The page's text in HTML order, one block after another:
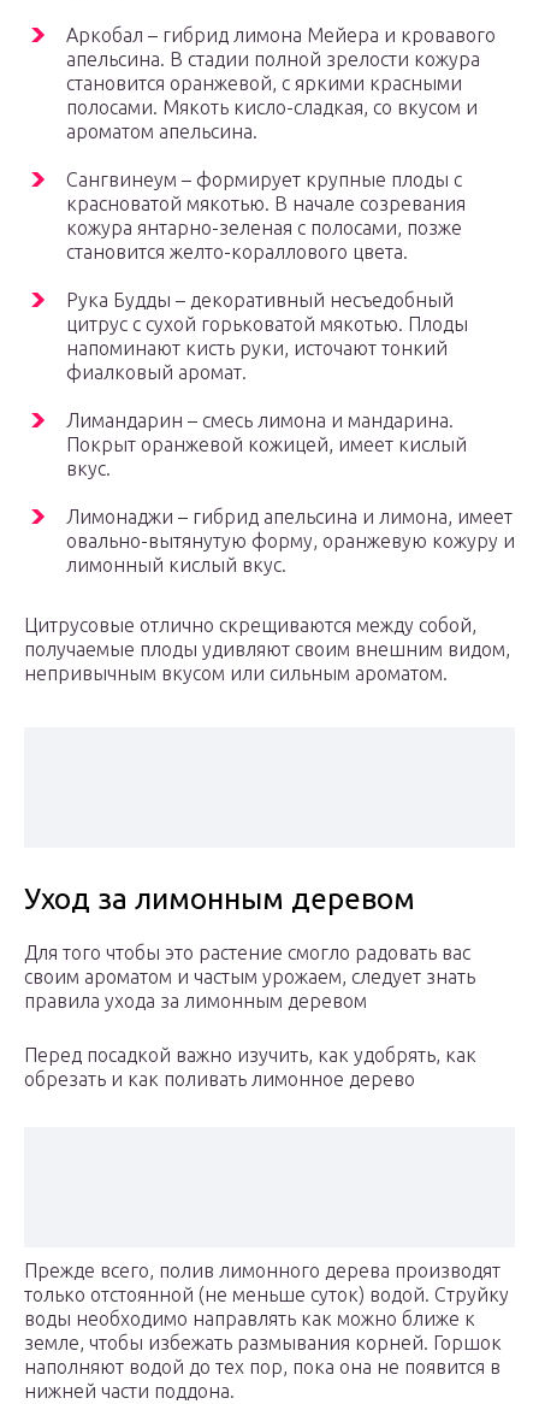
Аркобал – гибрид лимона Мейера и кровавого
апельсина. В стадии полной зрелости кожура
становится оранжевой, с яркими красными
полосами. Мякоть кисло-сладкая, со вкусом и
ароматом апельсина.
Сангвинеум – формирует крупные плоды с
красноватой мякотью. В начале созревания
кожура янтарно-зеленая с полосами, позже
становится желто-кораллового цвета.
Рука Будды – декоративный несъедобный
цитрус с сухой горьковатой мякотью. Плоды
напоминают кисть руки, источают тонкий
фиалковый аромат.
Лимандарин – смесь лимона и мандарина.
Покрыт оранжевой кожицей, имеет кислый
вкус.
Лимонаджи – гибрид апельсина и лимона, имеет
овально-вытянутую форму, оранжевую кожуру и
лимонный кислый вкус.
Цитрусовые отлично скрещиваются между собой,
получаемые плоды удивляют своим внешним видом,
непривычным вкусом или сильным ароматом.
Уход за лимонным деревом
Для того чтобы это растение смогло радовать вас
своим ароматом и частым урожаем, следует знать
правила ухода за лимонным деревом
Перед посадкой важно изучить, как удобрять, как
обрезать и как поливать лимонное дерево
Прежде всего, полив лимонного дерева производят
только отстоянной (не меньше суток) водой. Струйку
воды необходимо направлять как можно ближе к
земле, чтобы избежать размывания корней. Горшок
наполняют водой до тех пор, пока она не появится в
нижней части поддона.